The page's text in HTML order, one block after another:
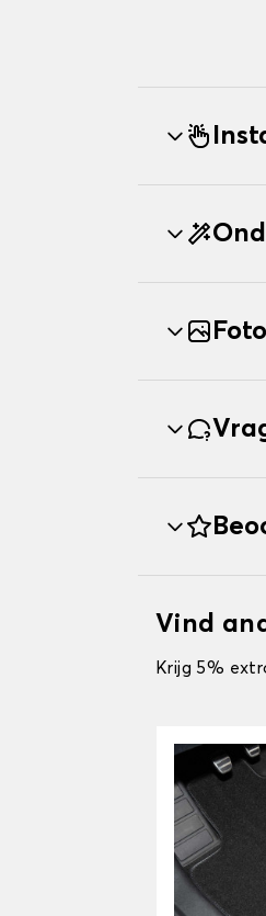
Vind
Krijg 5%